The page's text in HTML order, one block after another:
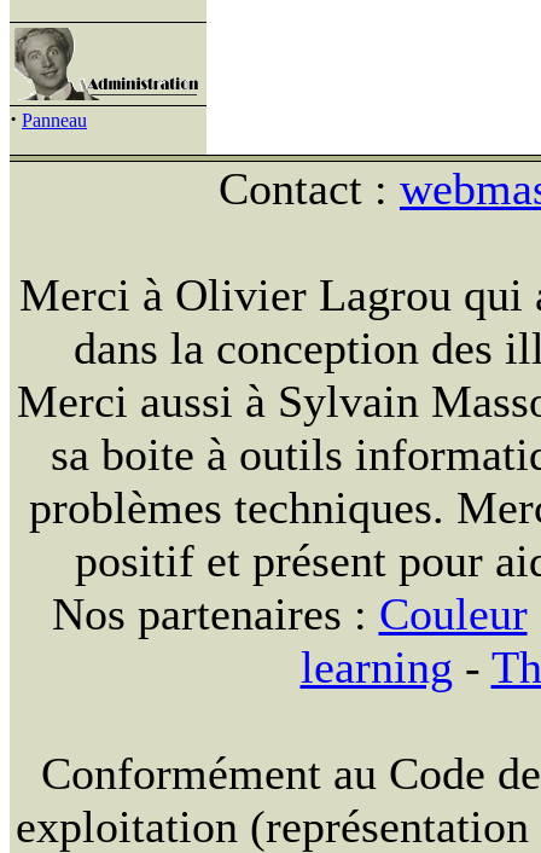
· Panneau
Contact :
Merci à Olivier Lagrou qui
dans la conception des
Merci aussi à Sylvain
sa boite à outils
problèmes techniques.
positif et présent pour
Nos partenaires : Couleur
learning -
Conformément au Code
exploitation